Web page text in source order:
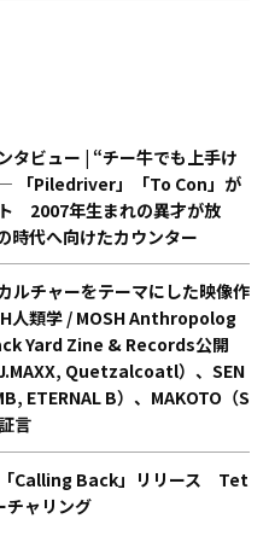
タビュー | “チー牛でも上手け
「Piledriver」「To Con」が
2007年生まれの異才が放
時代へ向けたカウンター
ルチャーをテーマにした映像作
人類学 / MOSH Anthropolog
Yard Zine & Records公開
Quetzalcoatl）、SEN
ETERNAL B）、MAKOTO（S
言
Calling Back」リリース Tet
チャリング